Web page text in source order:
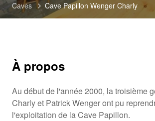
Caves Cave Papillon Wenger Charly
À propos
Au début de l'année 2000, la troisième
Charly et Patrick Wenger ont pu
l'exploitation de la Cave Papillon.